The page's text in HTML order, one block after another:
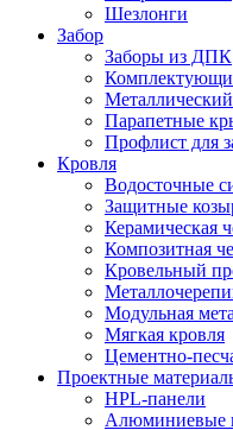
Шезлонги
Забор
Заборы из ДПК
Парапетные
Профлист для
Кровля
Водосточные
Защитные
Керамическая
Композитная
Кровельный
Модульная
Мягкая кровля
Цементно-
Проектные
HPL-панели
Алюминиевые